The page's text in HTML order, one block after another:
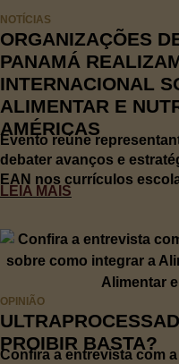
NOTÍCIAS
ORGANIZAÇÕES
PANAMÁ
INTERNACIONAL
ALIMENTAR E
AMÉRICAS
Evento reúne
debater avanços e
EAN nos currículos
LEIA MAIS
OPINIÃO
PROIBIR BASTA?
Confira a entrevista com